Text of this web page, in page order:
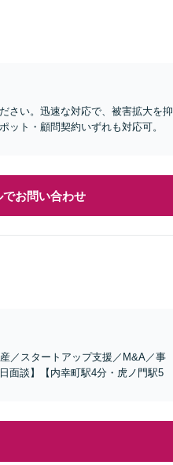
さい。迅速な対応で、被害拡大を抑
ット・顧問契約いずれも対応可。
でお問い合わせ
／スタートアップ支援／M&A／事
面談】【内幸町駅4分・虎ノ門駅5